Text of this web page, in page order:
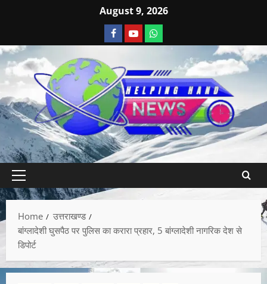
August 9, 2026
Home
उत्तराखण्ड
बांग्लादेशी घुसपैठ पर पुलिस का करारा प्रहार, 5 बांग्लादेशी नागरिक देश से
डिपोर्ट